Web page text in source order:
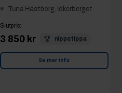
Tuna Hästberg, Idkerberget
Slutpris:
3 850 kr nippetippa
Se mer info